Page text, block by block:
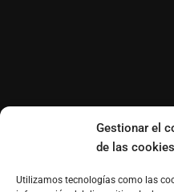
Gestionar el
de las cookies
Utilizamos tecnologías como las